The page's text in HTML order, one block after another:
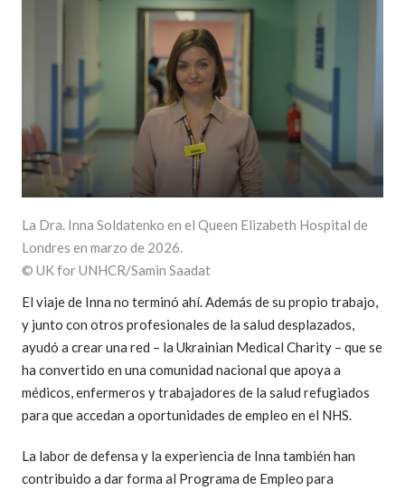
La Dra. Inna Soldatenko en el Queen Elizabeth Hospital de
Londres en marzo de 2026.
© UK for UNHCR/Samin Saadat
El viaje de Inna no terminó ahí. Además de su propio trabajo,
y junto con otros profesionales de la salud desplazados,
ayudó a crear una red – la Ukrainian Medical Charity – que se
ha convertido en una comunidad nacional que apoya a
médicos, enfermeros y trabajadores de la salud refugiados
para que accedan a oportunidades de empleo en el NHS.
La labor de defensa y la experiencia de Inna también han
contribuido a dar forma al Programa de Empleo para